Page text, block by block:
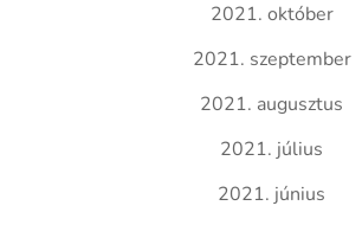
2021. október
2021. szeptember
2021. augusztus
2021. július
2021. június